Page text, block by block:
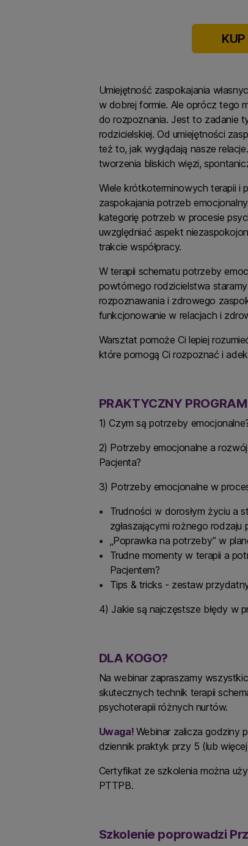
Umiejętność zaspokajania
w dobrej formie. Ale oprócz tego
do rozpoznania. Jest to zadanie
rodzicielskiej. Od umiejętności
też to, jak wyglądają nasze
tworzenia bliskich więzi,
Wiele krótkoterminowych terapii i
zaspokajania potrzeb
kategorię potrzeb w procesie
uwzględniać aspekt
trakcie współpracy.
W terapii schematu potrzeby
powtórnego rodzicielstwa
rozpoznawania i zdrowego
funkcjonowanie w relacjach i
Warsztat pomoże Ci lepiej
które pomogą Ci rozpoznać i
PRAKTYCZNY PROGRAM
1) Czym są potrzeby
2) Potrzeby emocjonalne a
Pacjenta?
3) Potrzeby emocjonalne w
Trudności w dorosłym życiu a
zgłaszającymi rożnego rodzaju
„Poprawka na potrzeby” w
Trudne momenty w terapii a
Pacjentem?
Tips & tricks - zestaw
4) Jakie są najczęstsze błędy w
DLA KOGO?
Na webinar zapraszamy
skutecznych technik terapii
psychoterapii różnych nurtów.
Uwaga! Webinar zalicza godziny
dziennik praktyk przy 5 (lub
Certyfikat ze szkolenia można
PTTPB.
Szkolenie poprowadzi